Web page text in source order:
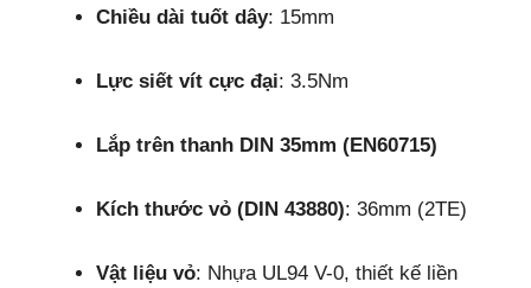
Chiều dài tuốt dây: 15mm
Lực siết vít cực đại: 3.5Nm
Lắp trên thanh DIN 35mm (EN60715)
Kích thước vỏ (DIN 43880): 36mm (2TE)
Vật liệu vỏ: Nhựa UL94 V-0, thiết kế liền